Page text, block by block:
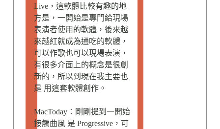
Live，這軟體比較有趣的地
方是，一開始是專門給現場
表演者使用的軟體，後來越
來越紅就成為通吃的軟體，
可以作歌也可以現場表演，
有很多介面上的概念是很創
新的，所以到現在我主要也
是 用這套軟體創作。
MacToday：剛剛提到一開始
接觸曲風 是 Progressive，可